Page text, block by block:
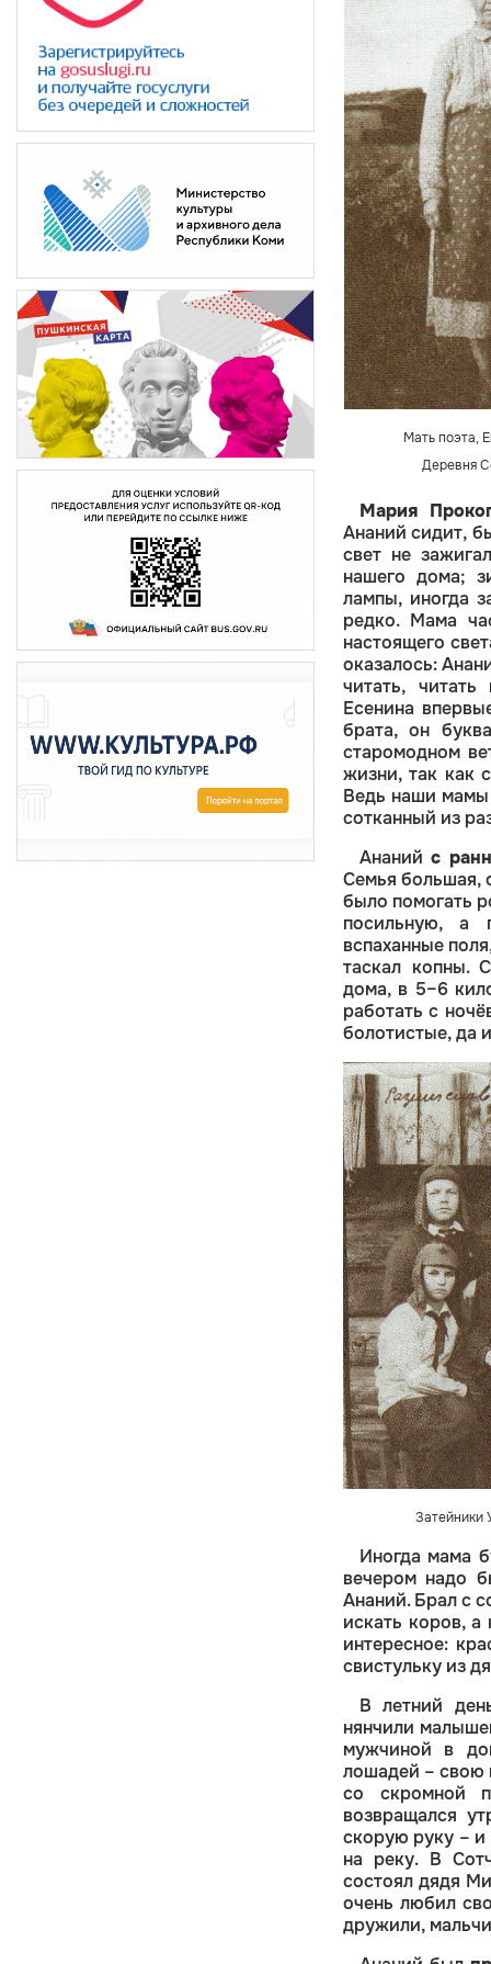
Мать поэта,
Деревня
Мария
Ананий сидит,
свет не
нашего дома;
лампы, иногда
редко. Мама
настоящего
оказалось:
читать,
Есенина
брата, он
старомодном
жизни, так как
Ведь наши
сотканный из
Ананийс
Семья большая,
было помогать
посильную, а
вспаханные
таскал копны.
дома, в 5–6
работать с
болотистые, да
Затейники
Иногда мама
вечером надо
Ананий. Брал с
искать коров, а
интересное:
свистульку из
В летний
нянчили
мужчиной в
лошадей – свою
со скромной
возвращался
скорую руку – и
на реку. В
состоял дядя
очень любил
дружили,